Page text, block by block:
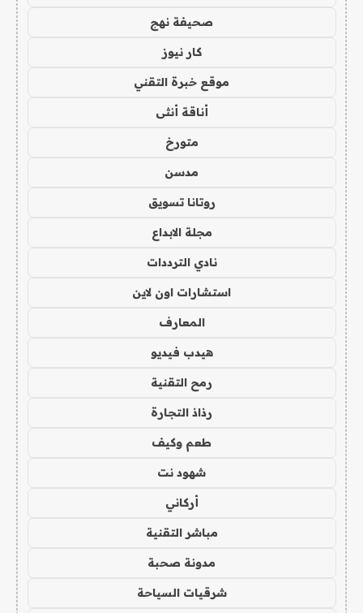
صحيفة نهج
كار نيوز
موقع خبرة التقني
أناقة أنثى
متورخ
مدسن
روتانا تسويق
مجلة الابداع
نادي الترددات
استشارات اون لاين
المعارف
هيدب فيديو
رمح التقنية
رذاذ التجارة
طعم وكيف
شهود نت
أركاني
مباشر التقنية
مدونة صحبة
شرقيات السياحة